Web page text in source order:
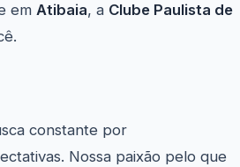
em Atibaia, a Clube Paulista de
constante por
Nossa paixão pelo que